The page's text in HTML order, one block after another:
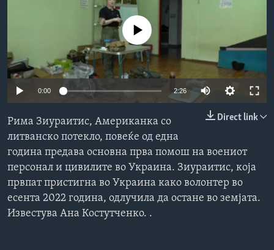
No media source currently available
0:00 2:26
Direct link
Рима Зиураитис, Американка со
литванско потекло, повеќе од една
година предава основна прва помош на воениот
персонал и цивилите во Украина. Зиураитис, која
првпат пристигна во Украина како волонтер во
есента 2022 година, одлучила да остане во земјата.
Известува Ана Костутченко. .